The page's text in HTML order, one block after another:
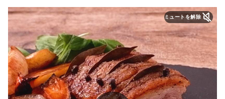
ミュートを解除